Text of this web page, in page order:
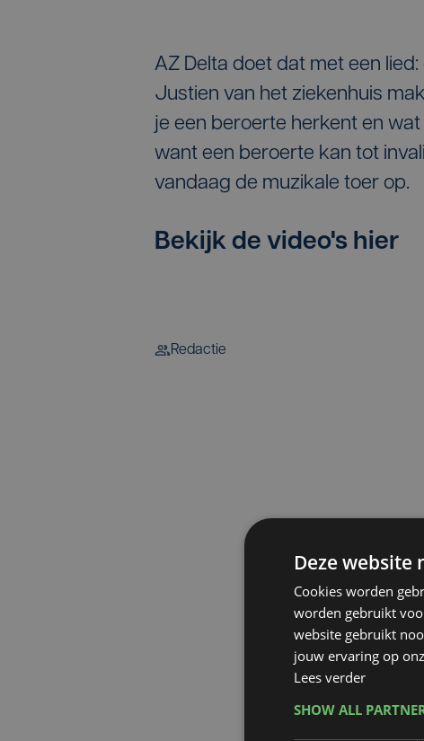
AZ Delta doet dat met een
Justien van het ziekenhuis
je een beroerte herkent en
want een beroerte kan tot
vandaag de muzikale toer op.
Bekijk de video's hier
Redactie
Deze website
Cookies worden
worden gebruikt
website gebruikt
jouw ervaring op
Lees verder
SHOW ALL